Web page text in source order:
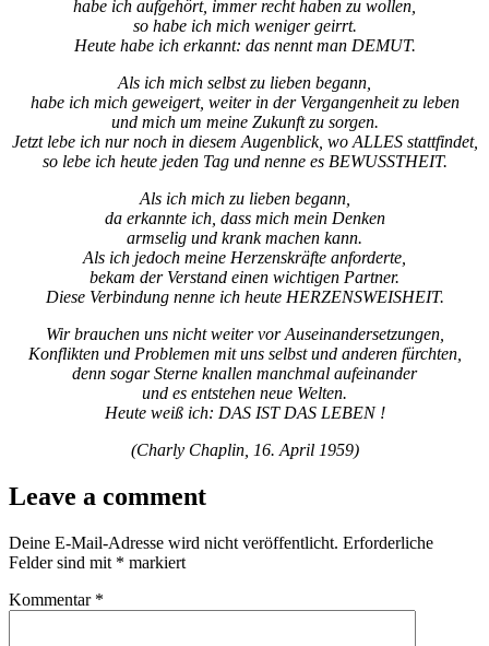
habe ich aufgehört, immer recht haben zu wollen,
so habe ich mich weniger geirrt.
Heute habe ich erkannt: das nennt man DEMUT.
Als ich mich selbst zu lieben begann,
habe ich mich geweigert, weiter in der Vergangenheit zu leben
und mich um meine Zukunft zu sorgen.
Jetzt lebe ich nur noch in diesem Augenblick, wo ALLES stattfindet,
so lebe ich heute jeden Tag und nenne es BEWUSSTHEIT.
Als ich mich zu lieben begann,
da erkannte ich, dass mich mein Denken
armselig und krank machen kann.
Als ich jedoch meine Herzenskräfte anforderte,
bekam der Verstand einen wichtigen Partner.
Diese Verbindung nenne ich heute HERZENSWEISHEIT.
Wir brauchen uns nicht weiter vor Auseinandersetzungen,
Konflikten und Problemen mit uns selbst und anderen fürchten,
denn sogar Sterne knallen manchmal aufeinander
und es entstehen neue Welten.
Heute weiß ich: DAS IST DAS LEBEN !
(Charly Chaplin, 16. April 1959)
Leave a comment
Deine E-Mail-Adresse wird nicht veröffentlicht. Erforderliche
Felder sind mit * markiert
Kommentar *